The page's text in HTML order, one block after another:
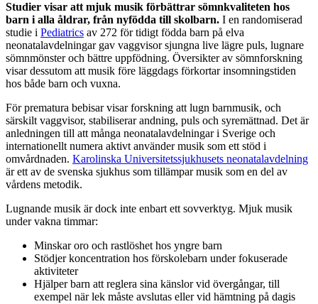
Studier visar att mjuk musik förbättrar sömnkvaliteten hos
barn i alla åldrar, från nyfödda till skolbarn. I en randomiserad
studie i Pediatrics av 272 för tidigt födda barn på elva
neonatalavdelningar gav vaggvisor sjungna live lägre puls, lugnare
sömnmönster och bättre uppfödning. Översikter av sömnforskning
visar dessutom att musik före läggdags förkortar insomningstiden
hos både barn och vuxna.
För prematura bebisar visar forskning att lugn barnmusik, och
särskilt vaggvisor, stabiliserar andning, puls och syremättnad. Det är
anledningen till att många neonatalavdelningar i Sverige och
internationellt numera aktivt använder musik som ett stöd i
omvårdnaden. Karolinska Universitetssjukhusets neonatalavdelning
är ett av de svenska sjukhus som tillämpar musik som en del av
vårdens metodik.
Lugnande musik är dock inte enbart ett sovverktyg. Mjuk musik
under vakna timmar:
Minskar oro och rastlöshet hos yngre barn
Stödjer koncentration hos förskolebarn under fokuserade
aktiviteter
Hjälper barn att reglera sina känslor vid övergångar, till
exempel när lek måste avslutas eller vid hämtning på dagis